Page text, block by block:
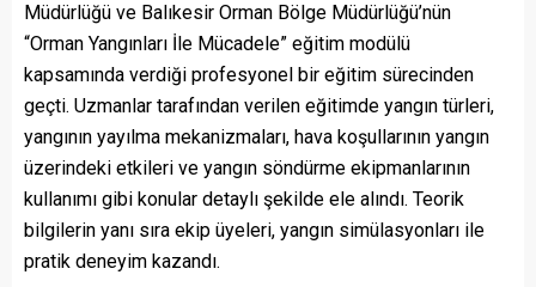
Müdürlüğü ve Balıkesir Orman Bölge Müdürlüğü’nün
“Orman Yangınları İle Mücadele” eğitim modülü
kapsamında verdiği profesyonel bir eğitim sürecinden
geçti. Uzmanlar tarafından verilen eğitimde yangın türleri,
yangının yayılma mekanizmaları, hava koşullarının yangın
üzerindeki etkileri ve yangın söndürme ekipmanlarının
kullanımı gibi konular detaylı şekilde ele alındı. Teorik
bilgilerin yanı sıra ekip üyeleri, yangın simülasyonları ile
pratik deneyim kazandı.